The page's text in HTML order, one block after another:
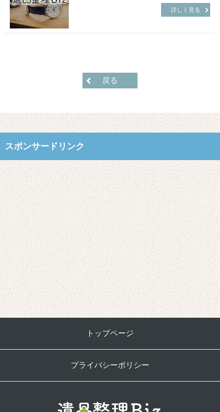
詳しく見る
戻る
スポンサードリンク
トップページ
プライバシーポリシー